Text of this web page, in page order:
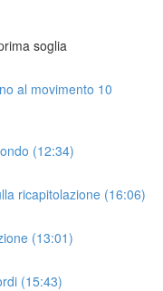
soglia
al movimento 10
(12:34)
ricapitolazione (16:06)
(13:01)
(15:43)